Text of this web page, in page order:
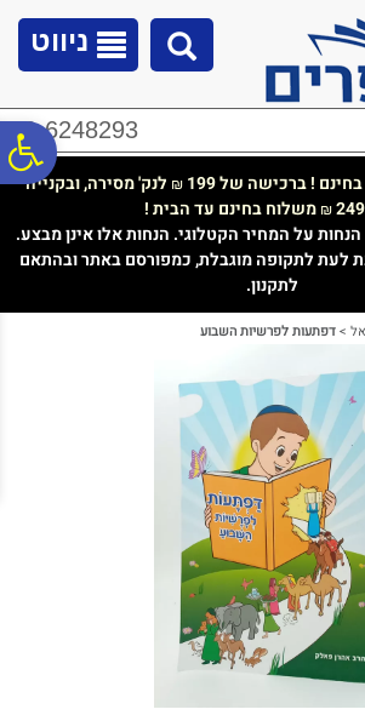
נגישות
ניווט
02-6248293
! ברכישה של 199 ₪ לנק' מסירה, ובקנייה
₪משלוח בחינם עד הבית !
על המחיר הקטלוגי. הנחות אלו אינן מבצע.
לעת לתקופה מוגבלת, כמפורסם באתר ובהתאם
לתקנון.
>דפתעות לפרשיות השבוע